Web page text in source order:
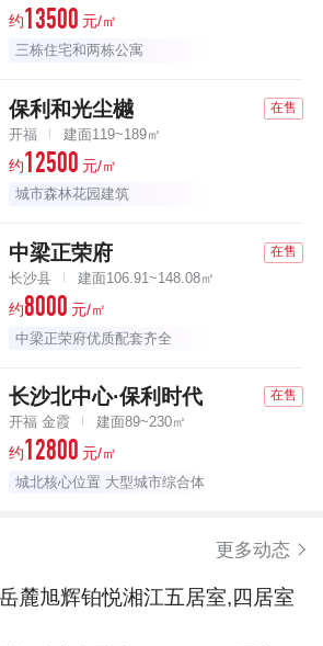
约13500 元/㎡
三栋住宅和两栋公寓
保利和光尘樾 在售
开福 建面119~189㎡
约12500 元/㎡
城市森林花园建筑
中梁正荣府 在售
长沙县 建面106.91~148.08㎡
约8000 元/㎡
中梁正荣府优质配套齐全
长沙北中心·保利时代 在售
开福 金霞 建面89~230㎡
约12800 元/㎡
城北核心位置 大型城市综合体
更多动态
麓旭辉铂悦湘江五居室,四居室